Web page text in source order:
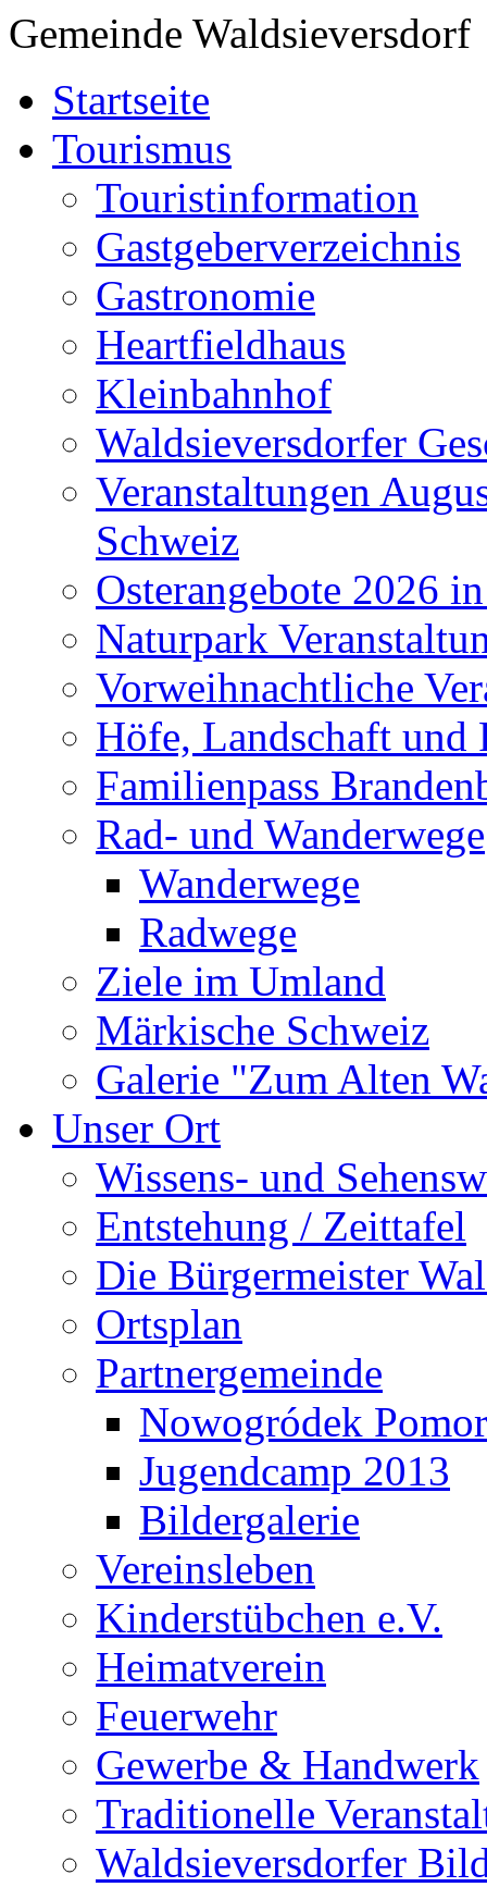
Gemeinde Waldsieversdorf
Startseite
Tourismus
Touristinformation
Gastgeberverzeichnis
Gastronomie
Heartfieldhaus
Kleinbahnhof
Waldsieversdorfer
Veranstaltungen
Schweiz
Osterangebote 2026
Naturpark
Vorweihnachtliche
Höfe, Landschaft und
Familienpass
Rad- und Wanderwege
Wanderwege
Radwege
Ziele im Umland
Märkische Schweiz
Galerie "Zum Alten
Unser Ort
Wissens- und
Entstehung / Zeittafel
Die Bürgermeister
Ortsplan
Partnergemeinde
Nowogródek
Jugendcamp 2013
Bildergalerie
Vereinsleben
Kinderstübchen e.V.
Heimatverein
Feuerwehr
Gewerbe & Handwerk
Traditionelle
Waldsieversdorfer